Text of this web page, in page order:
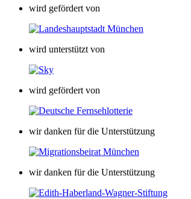
wird gefördert von
wird unterstützt von
wird gefördert von
wir danken für die Unterstützung
wir danken für die Unterstützung